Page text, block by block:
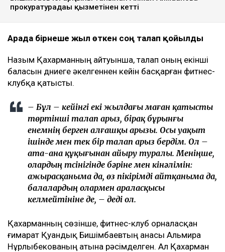
прокуратурадағы қызметінен кетті
Арада бірнеше жыл өткен соң талап қойылды
Назым Қахарманның айтуынша, талап оның екінші
баласын дүниеге әкелгеннен кейін басқарған фитнес-
клубқа қатысты.
– Бұл – кейінгі екі жылдағы маған қатысты
төртінші талап арыз, бірақ бұрынғы
енемнің берген алғашқы арызы. Осы уақыт
ішінде мен тек бір талап арыз бердім. Ол –
ата-ана құқығынан айыру туралы. Меніңше,
олардың түсінігінде бәріне мен кінәлімін:
ажырасқаныма да, өз пікірімді айтқаныма да,
балалардың олармен араласқысы
келмейтініне де, – деді ол.
Қахарманның сөзінше, фитнес-клуб орналасқан
ғимарат Қуандық Бишімбаевтың анасы Альмира
Нұрлыбекованың атына рәсімделген. Ал Қахарман